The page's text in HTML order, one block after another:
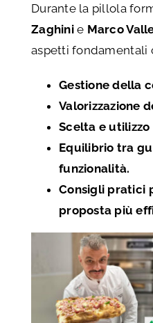
Durante la pillola
Zaghinie Marco
aspetti fondamentali
Gestione della
Valorizzazione
Scelta e
Equilibrio tra
funzionalità.
Consigli pratici
proposta più